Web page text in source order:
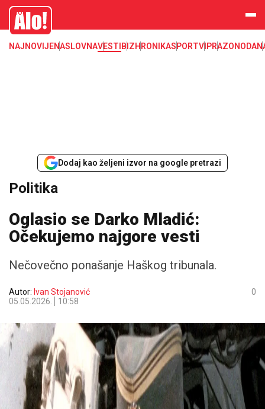
Alo
NAJNOVIJENASLOVNAVESTI BIZHRONIKASPORTVIPRAZONODA
Dodaj kao željeni izvor na google pretrazi
Politika
Oglasio se Darko Mladić:
Očekujemo najgore vesti
Nečovečno ponašanje Haškog tribunala.
Autor: Ivan Stojanović
05.05.2026.
10:58
0